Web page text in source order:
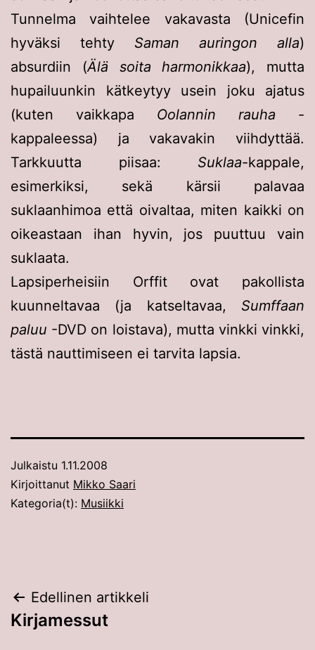
Tunnelma vaihtelee vakavasta (Unicefin
hyväksi tehty Saman auringon alla)
absurdiin (Älä soita harmonikkaa), mutta
hupailuunkin kätkeytyy usein joku ajatus
(kuten vaikkapa Oolannin rauha -
kappaleessa) ja vakavakin viihdyttää.
Tarkkuutta piisaa: Suklaa-kappale,
esimerkiksi, sekä kärsii palavaa
suklaanhimoa että oivaltaa, miten kaikki on
oikeastaan ihan hyvin, jos puuttuu vain
suklaata.
Lapsiperheisiin Orffit ovat pakollista
kuunneltavaa (ja katseltavaa, Sumffaan
paluu -DVD on loistava), mutta vinkki vinkki,
tästä nauttimiseen ei tarvita lapsia.
Julkaistu 1.11.2008
Kirjoittanut Mikko Saari
Kategoria(t): Musiikki
Artikkelien
selaus
Edellinen artikkeli
Kirjamessut